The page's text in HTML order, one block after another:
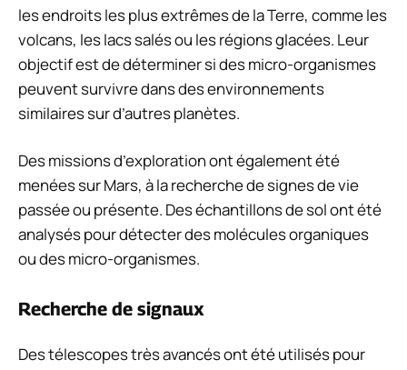
les endroits les plus extrêmes de la Terre, comme les
volcans, les lacs salés ou les régions glacées. Leur
objectif est de déterminer si des micro-organismes
peuvent survivre dans des environnements
similaires sur d’autres planètes.
Des missions d’exploration ont également été
menées sur Mars, à la recherche de signes de vie
passée ou présente. Des échantillons de sol ont été
analysés pour détecter des molécules organiques
ou des micro-organismes.
Recherche de signaux
Des télescopes très avancés ont été utilisés pour